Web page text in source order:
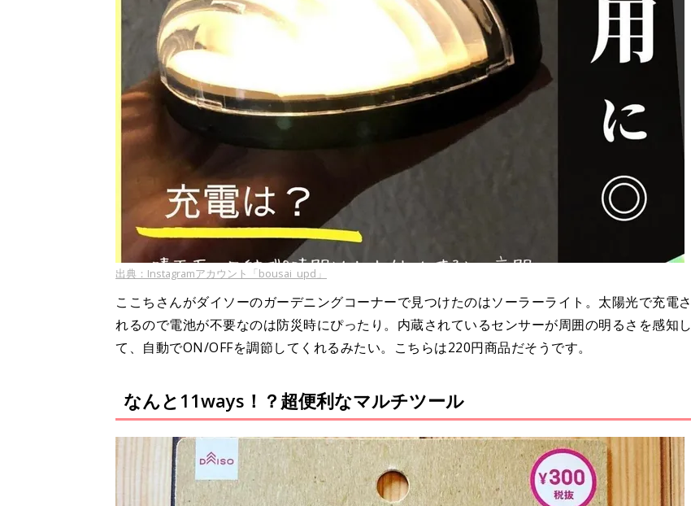
出典：Instagramアカウント「bousai_upd」
ここちさんがダイソーのガーデニングコーナーで見つけたのはソーラーライト。太陽光で充電さ
れるので電池が不要なのは防災時にぴったり。内蔵されているセンサーが周囲の明るさを感知し
て、自動でON/OFFを調節してくれるみたい。こちらは220円商品だそうです。
なんと11ways！？超便利なマルチツール